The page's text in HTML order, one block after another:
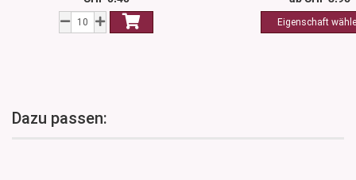
Dazu passen: